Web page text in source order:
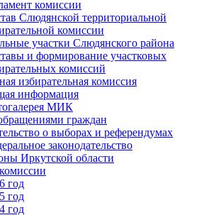
комиссии
Слюдянской территориальной
комиссии
участки Слюдянского района
и формирование участковых
комиссий
избирательная комиссия
информация
МИК
граждан
о выборах и референдумах
законодательство
Иркутской области
год
год
год